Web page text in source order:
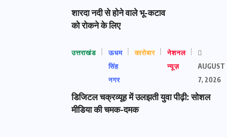
शारदा नदी से होने वाले भू-कटाव
को रोकने के लिए
उत्तराखंड
ऊधम
सिंह
नगर
कारोबार
नेशनल
न्यूज़
AUGUST
7, 2026
डिजिटल चक्रव्यूह में उलझती युवा पीढ़ी: सोशल
मीडिया की चमक-दमक